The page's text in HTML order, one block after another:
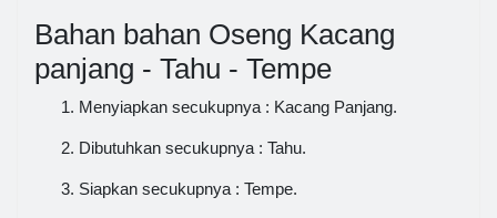
Bahan bahan Oseng Kacang
panjang - Tahu - Tempe
Menyiapkan secukupnya : Kacang Panjang.
Dibutuhkan secukupnya : Tahu.
Siapkan secukupnya : Tempe.